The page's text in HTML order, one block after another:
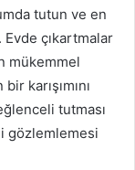
tutun ve en
çıkartmalar
mükemmel
karışımını
tutması
gözlemlemesi